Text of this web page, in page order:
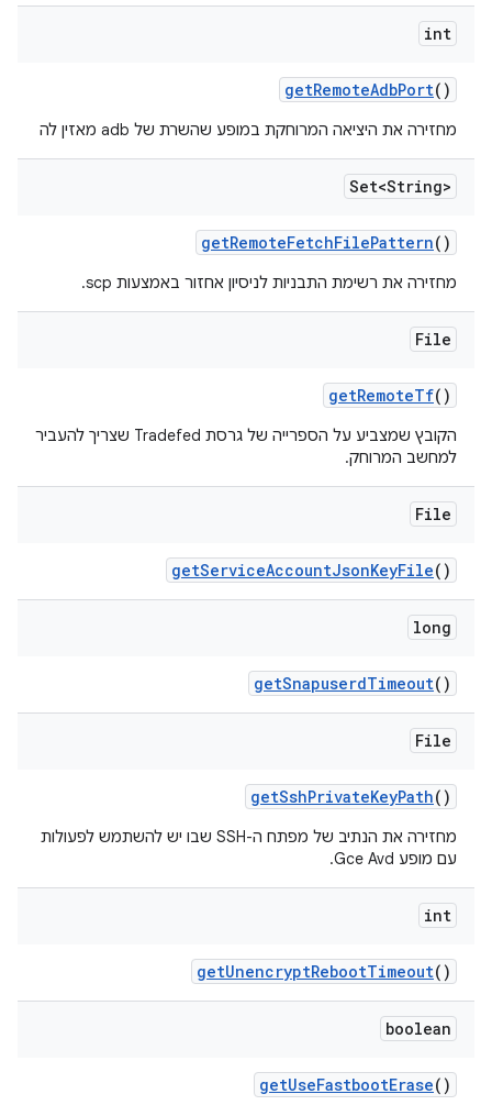
int
getRemoteAdbPort()
מחזירה את היציאה המרוחקת במופע שהשרת של adb מאזין לה
Set<String>
getRemoteFetchFilePattern()
מחזירה את רשימת התבניות לניסיון אחזור באמצעות scp.
File
getRemoteTf()
הקובץ שמצביע על הספרייה של גרסת Tradefed שצריך להעביר
למחשב המרוחק.
File
getServiceAccountJsonKeyFile()
long
getSnapuserdTimeout()
File
getSshPrivateKeyPath()
מחזירה את הנתיב של מפתח ה-SSH שבו יש להשתמש לפעולות
עם מופע Gce Avd.
int
getUnencryptRebootTimeout()
boolean
getUseFastbootErase()